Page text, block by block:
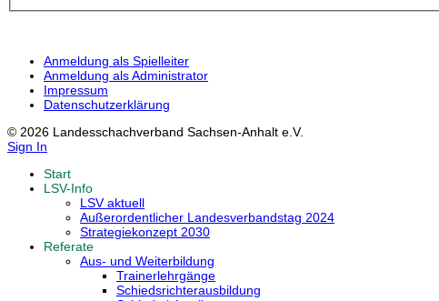
Anmeldung als Spielleiter
Anmeldung als Administrator
Impressum
Datenschutzerklärung
© 2026 Landesschachverband Sachsen-Anhalt e.V.
Sign In
Start
LSV-Info
LSV aktuell
Außerordentlicher Landesverbandstag 2024
Strategiekonzept 2030
Referate
Aus- und Weiterbildung
Trainerlehrgänge
Schiedsrichterausbildung